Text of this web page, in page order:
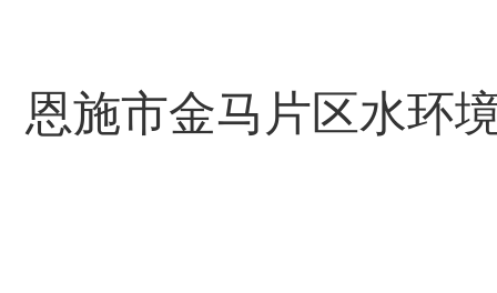
恩施市金马片区水环